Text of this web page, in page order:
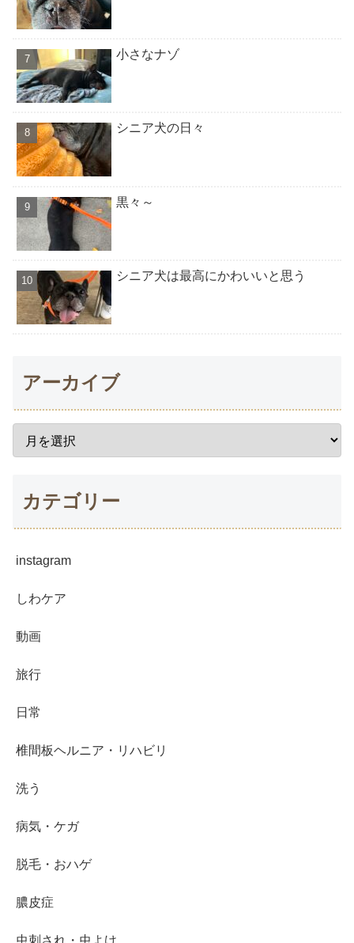
小さなナゾ
シニア犬の日々
黒々～
シニア犬は最高にかわいいと思う
アーカイブ
カテゴリー
instagram
しわケア
動画
旅行
日常
椎間板ヘルニア・リハビリ
洗う
病気・ケガ
脱毛・おハゲ
膿皮症